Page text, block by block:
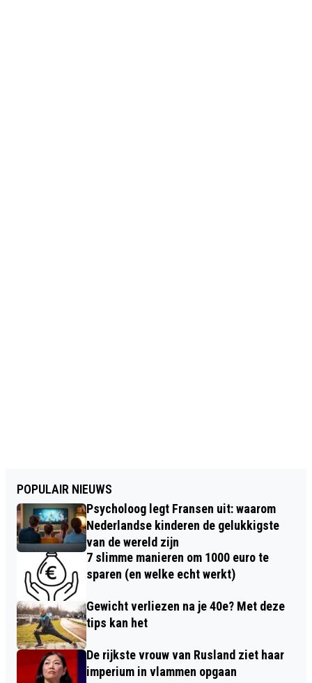
POPULAIR NIEUWS
Psycholoog legt Fransen uit: waarom
Nederlandse kinderen de gelukkigste
van de wereld zijn
7 slimme manieren om 1000 euro te
sparen (en welke echt werkt)
Gewicht verliezen na je 40e? Met deze
tips kan het
De rijkste vrouw van Rusland ziet haar
imperium in vlammen opgaan